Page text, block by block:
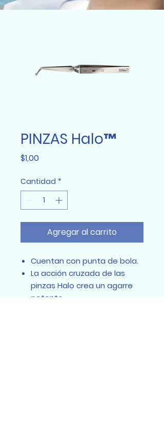
PINZAS Halo™
$1,00Precio
Cantidad *
Agregar al carrito
Cuentan con punta de bola.
La acción cruzada de las
pinzas Halo crea un agarre
potente.